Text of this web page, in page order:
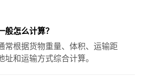
般怎么计算？
常根据货物重量、体积、运输距
址和运输方式综合计算。